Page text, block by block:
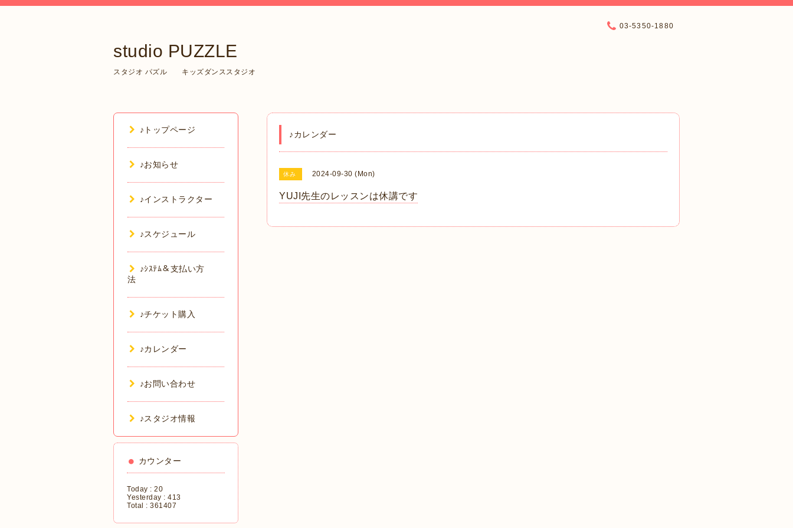
studio PUZZLE
スタジオ パズル キッズダンススタジオ
03-5350-1880
♪カレンダー
休み 2024-09-30 (Mon)
YUJI先生のレッスンは休講です
♪トップページ
♪お知らせ
♪インストラクター
♪スケジュール
♪ｼｽﾃﾑ＆支払い方
法
♪チケット購入
♪カレンダー
♪お問い合わせ
♪スタジオ情報
カウンター
Today : 20
Yesterday : 413
Total : 361407